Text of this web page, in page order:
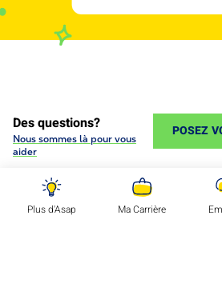
Des questions?
Nous sommes là pour vous
aider
POSEZ
Plus d'Asap Ma Carrière